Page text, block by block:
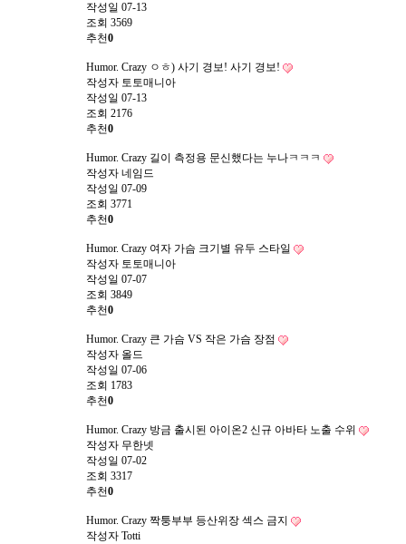
작성일 07-13
조회 3569
추천0
Humor. Crazy ㅇㅎ) 사기 경보! 사기 경보!
작성자 토토매니아
작성일 07-13
조회 2176
추천0
Humor. Crazy 길이 측정용 문신했다는 누나ㅋㅋㅋ
작성자 네임드
작성일 07-09
조회 3771
추천0
Humor. Crazy 여자 가슴 크기별 유두 스타일
작성자 토토매니아
작성일 07-07
조회 3849
추천0
Humor. Crazy 큰 가슴 VS 작은 가슴 장점
작성자 올드
작성일 07-06
조회 1783
추천0
Humor. Crazy 방금 출시된 아이온2 신규 아바타 노출 수위
작성자 무한넷
작성일 07-02
조회 3317
추천0
Humor. Crazy 짝퉁부부 등산위장 섹스 금지
작성자 Totti